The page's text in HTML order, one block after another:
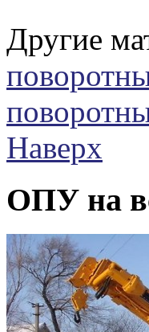
Другие
Наверх
ОПУ на